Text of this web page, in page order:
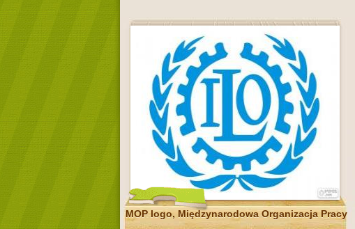
MOP logo, Międzynarodowa Organizacja Pracy